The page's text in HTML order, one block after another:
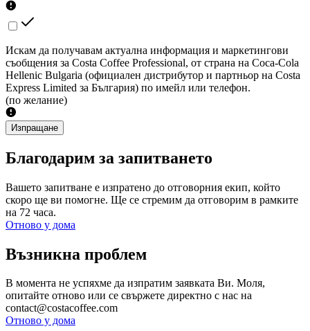
Искам да получавам актуална информация и маркетингови
съобщения за Costa Coffee Professional, от страна на Coca-Cola
Hellenic Bulgaria (официален дистрибутор и партньор на Costa
Express Limited за България) по имейл или телефон.
(по желание)
Изпращане
Благодарим за запитването
Вашето запитване е изпратено до отговорния екип, който
скоро ще ви помогне. Ще се стремим да отговорим в рамките
на 72 часа.
Отново у дома
Възникна проблем
В момента не успяхме да изпратим заявката Ви. Моля,
опитайте отново или се свържете директно с нас на
contact@costacoffee.com
Отново у дома